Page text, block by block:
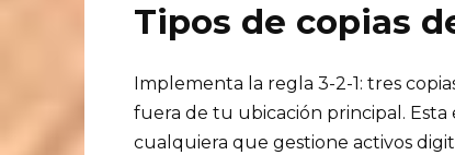
Tipos de copias
Implementa la regla 3-2-1: tres
fuera de tu ubicación principal. Esta
cualquiera que gestione activos